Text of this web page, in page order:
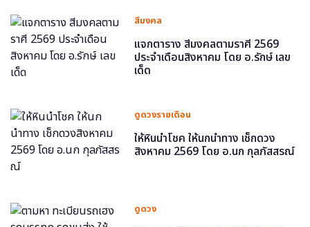
สีมงคล
แจกตาราง สีมงคลตามราศี 2569
ประจำเดือนสิงหาคม โดย อ.รักษ์ เลข
เด็ด
ดูดวงรายเดือน
ให้หินนำโชค ให้นกนำทาง เช็กดวง
สิงหาคม 2569 โดย อ.นก กุลภัสสรณ์
ดูดวง